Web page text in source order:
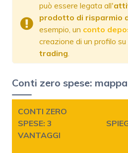
può essere legata all'
prodotto di risparmio
esempio, un conto
creazione di un profilo su
trading.
Conti zero spese:
CONTI ZERO
SPESE: 3
VANTAGGI